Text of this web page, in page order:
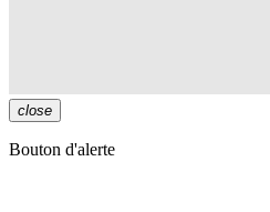
close
Bouton d'alerte